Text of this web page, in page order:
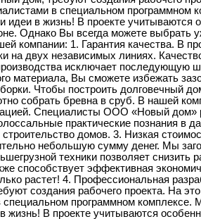
в специальном программном
в жизнь! В проекте учитываются
Однако Вы всегда можете выбрать
компании: 1. Гарантия качества. В
на двух независимых линиях.
исключает последующую
материала, Вы сможете избежать
Чтобы построить долговечный
собрать бревна в сруб. В нашей
Специалисты ООО «Новый дом»
практические познания в
домов. 3. Низкая
небольшую сумму денег. Мы
техники позволяет снизить
способствует эффективная
растет! 4. Профессиональная
создания рабочего проекта. На
программном
В проекте учитываются